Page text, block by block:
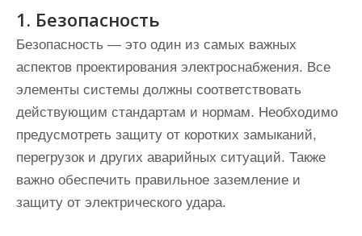
1. Безопасность
Безопасность — это один из самых важных
аспектов проектирования электроснабжения. Все
элементы системы должны соответствовать
действующим стандартам и нормам. Необходимо
предусмотреть защиту от коротких замыканий,
перегрузок и других аварийных ситуаций. Также
важно обеспечить правильное заземление и
защиту от электрического удара.